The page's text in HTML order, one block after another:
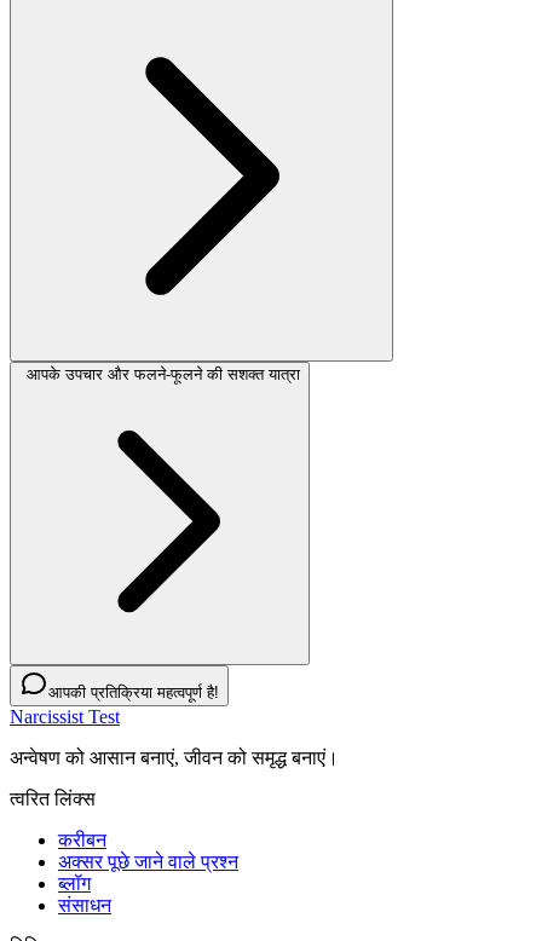
आपके उपचार और फलने-फूलने की सशक्त यात्रा
आपकी प्रतिक्रिया महत्वपूर्ण है!
Narcissist Test
अन्वेषण को आसान बनाएं, जीवन को समृद्ध बनाएं।
त्वरित लिंक्स
करीबन
अक्सर पूछे जाने वाले प्रश्न
ब्लॉग
संसाधन